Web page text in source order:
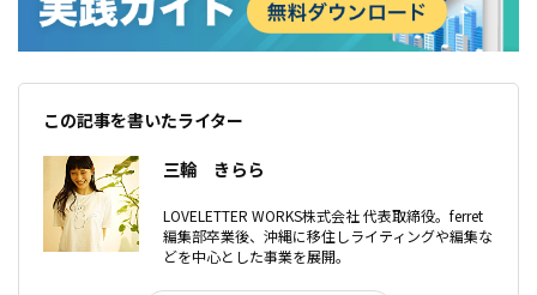
この記事を書いたライター
三輪 きらら
LOVELETTER WORKS株式会社 代表取締役。ferret
編集部卒業後、沖縄に移住しライティングや編集な
どを中心とした事業を展開。